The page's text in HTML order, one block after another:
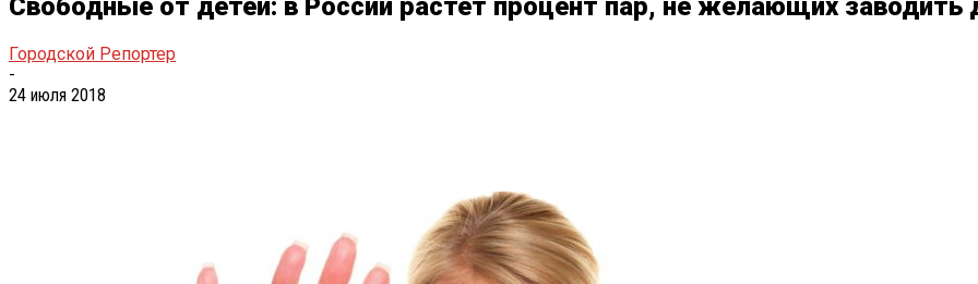
Свободные от детей: в России растет процент пар, не желающих заводить
Городской Репортер
-
24 июля 2018